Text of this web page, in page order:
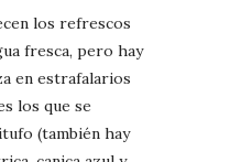
los refrescos
fresca, pero hay
en estrafalarios
los que se
(también hay